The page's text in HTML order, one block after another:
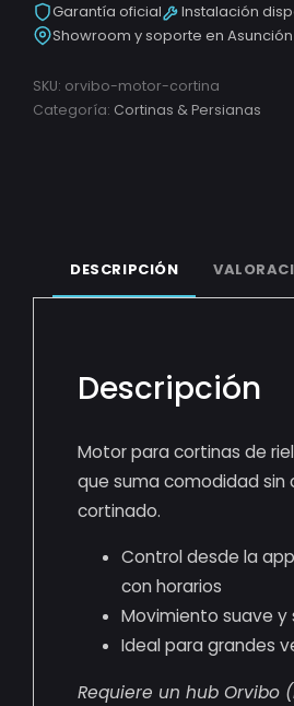
cantidad
Garantía oficial
Instalación
Showroom y soporte en Asunción
SKU: orvibo-motor-cortina
Categoría: Cortinas & Persianas
DESCRIPCIÓN
Descripción
Motor para cortinas de
que suma comodidad sin
cortinado.
Control desde la
con horarios
Movimiento suave y
Ideal para grandes
Requiere un hub Orvibo